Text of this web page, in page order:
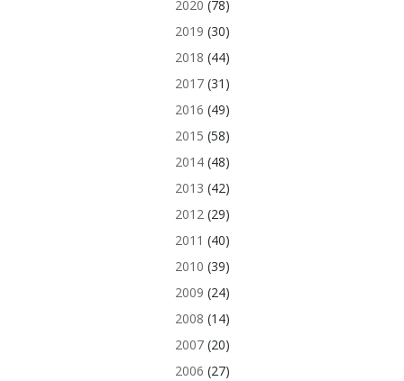
2020 (78)
2019 (30)
2018 (44)
2017(31)
2016 (49)
2015 (58)
2014(48)
2013 (42)
2012(29)
2011 (40)
2010 (39)
2009 (24)
2008 (14)
2007(20)
2006 (27)